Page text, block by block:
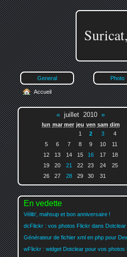
General Photo
Accueil
« juillet 2010 »
lun mar mer jeu ven sam dim
1
2 3
4
5
6 7 8 9 10
11
12
13 14 15 16 17
18
19
20 21 22 23 24
25
26
27 28 29 30 31
En vedette
Vélib', mahsup et bon anniversaire !
dcFlickr : vos photos Flickr dans Dotclear
Générateur de fichier xml en php pour
wFlickr : widget Dotclear pour vos photos